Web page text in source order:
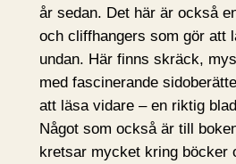
år sedan. Det här är också
och cliffhangers som gör att
undan. Här finns skräck,
med fascinerande
att läsa vidare – en riktig
Något som också är till
kretsar mycket kring böcker